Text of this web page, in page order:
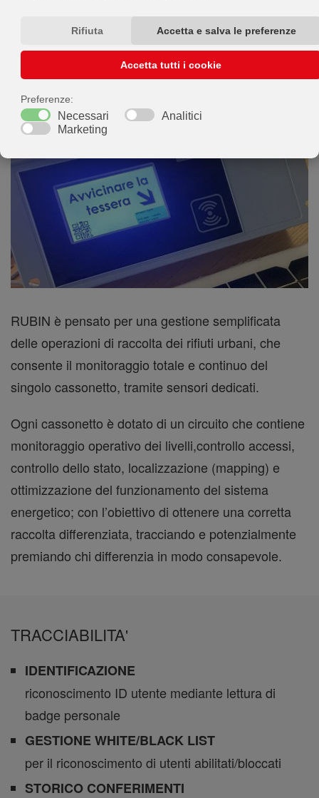
conferimento dei rifiuti conapertura a controllo
d'accessomediate lettura di una chiave elettronica
(tecnologia NFC).
RUBIN è pensato per una gestione semplificata
delle operazioni di raccolta dei rifiuti urbani, che
consente il monitoraggio totale e continuo del
singolo cassonetto, tramite sensori dedicati.
Ogni cassonetto è dotato di un circuito che contiene
monitoraggio operativo dei livelli,controllo accessi,
controllo dello stato, localizzazione (mapping) e
ottimizzazione del funzionamento del sistema
energetico; con l’obiettivo di ottenere una corretta
raccolta differenziata, tracciando e potenzialmente
premiando chi differenzia in modo consapevole.
TRACCIABILITA'
IDENTIFICAZIONE
riconoscimento ID utente mediante lettura di
badge personale
GESTIONE WHITE/BLACK LIST
per il riconoscimento di utenti abilitati/bloccati
STORICO CONFERIMENTI